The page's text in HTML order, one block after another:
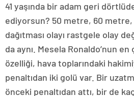
41 yaşında bir adam geri
ediyorsun? 50 metre, 60
dağıtması olayı rastgele olay
da aynı. Mesela Ronaldo’nun
özelliği, hava toplarındaki
penaltıdan iki golü var. Bir
önceki penaltıdan attı, bir de